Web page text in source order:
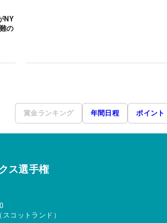
NY
の
賞金ランキング 年間日程 ポイント
ス選手権
コットランド）